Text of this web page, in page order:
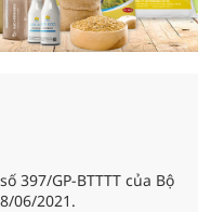
397/GP-BTTTT của Bộ
06/2021.